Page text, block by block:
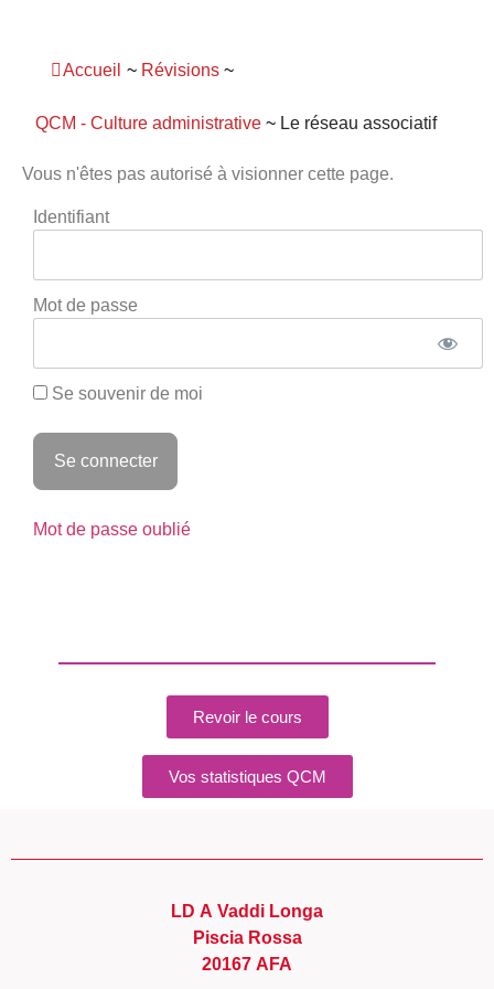
Accueil ~ Révisions ~
QCM - Culture administrative ~ Le réseau associatif
Vous n'êtes pas autorisé à visionner cette page.
Identifiant
Mot de passe
Se souvenir de moi
Mot de passe oublié
Revoir le cours
Vos statistiques QCM
LD A Vaddi Longa
Piscia Rossa
20167 AFA